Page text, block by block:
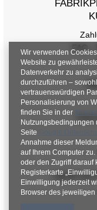
[A]
[C] Hüftumfang
[D]
[E] Ärmellänge
FAQ -
+48 601 547
Wir verwenden
Website zu
Datenverkehr zu
durchzuführen –
vertrauenswürdigen
Personalisierung von
finden Sie in der
Nutzungsbedingungen
Seite
Annahme dieser
auf Ihrem Computer
oder den Zugriff darauf
Registerkarte
Einwilligung jederzeit
Browser des